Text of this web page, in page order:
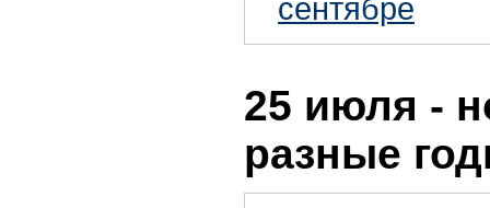
сентябре
25 июля -
разные